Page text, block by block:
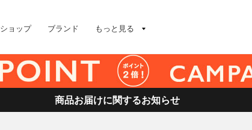
ショップ ブランド もっと見る
商品お届けに関するお知らせ